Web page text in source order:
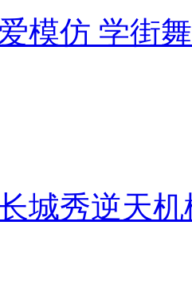
模仿 学街
城秀逆天机